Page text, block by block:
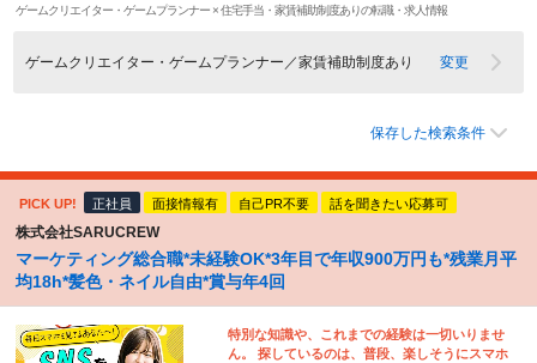
ゲームクリエイター・ゲームプランナー × 住宅手当・家賃補助制度ありの転職・求人情報
ゲームクリエイター・ゲームプランナー／家賃補助制度あり 変更
保存した検索条件
PICK UP! 正社員 面接情報有 自己PR不要 話を聞きたい応募可
株式会社SARUCREW
マーケティング総合職*未経験OK*3年目で年収900万円も*残業月平
均18h*髪色・ネイル自由*賞与年4回
特別な知識や、これまでの経験は一切いりませ
ん。 探しているのは、普段、楽しそうにスマホ